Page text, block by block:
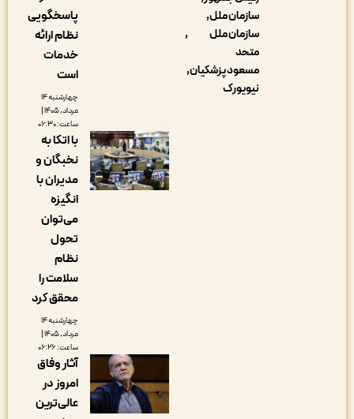
سازمان ملل
سازمان ملل
مسعود پزشکیان
نیویورک
پاسخگویی
نظام ارائه
چهارشنبه ۱۴
مرداد, ۱۴۰۵ |
با اتکا به
نخبگان و
مدیران با
می‌توان
سلامت را
محقق کرد
چهارشنبه ۱۴
مرداد, ۱۴۰۵ |
آثار وفاق
امروز در
عالی‌ترین